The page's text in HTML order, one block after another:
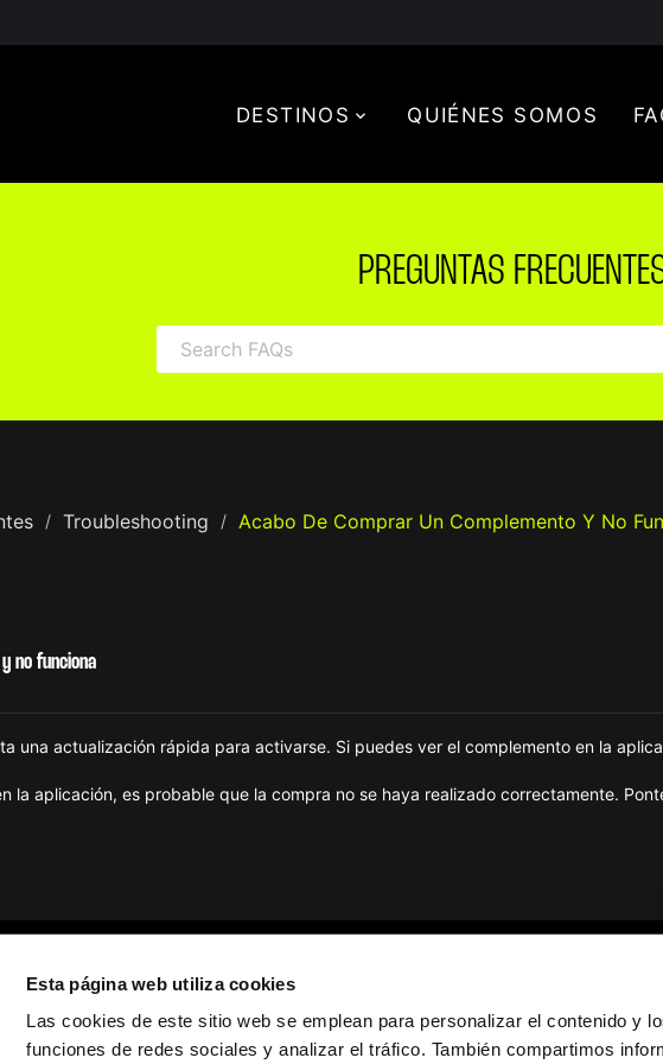
Esta página web utiliza cookies
Las cookies de este sitio web se emplean para personalizar el contenido y
funciones de redes sociales y analizar el tráfico. También compartimos
DESTINOS QUIÉNES SOMOS
PREGUNTAS
Troubleshooting Acabo De Comprar Un Complemento Y No
no funciona
una actualización rápida para activarse. Si puedes ver el complemento en la
la aplicación, es probable que la compra no se haya realizado correctamente.
Get
Sobre nosotros
Destinos
África
eSIM Europa